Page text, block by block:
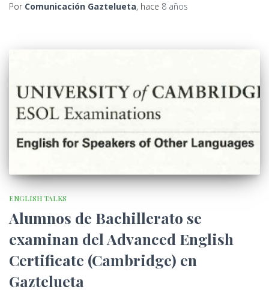
Por Comunicación Gaztelueta, hace 8 años
ENGLISH TALKS
Alumnos de Bachillerato se
examinan del Advanced English
Certificate (Cambridge) en
Gaztelueta